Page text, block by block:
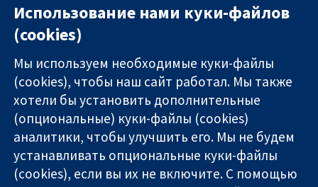
Надёжные
11-13 Cavendish
Square
London
Связаться с
нами
Новости
Использование нами куки-файлов
(cookies)
Мы используем необходимые куки-файлы
(cookies), чтобы наш сайт работал. Мы также
хотели бы установить дополнительные
(опциональные) куки-файлы (cookies)
аналитики, чтобы улучшить его. Мы не будем
устанавливать опциональные куки-файлы
(cookies), если вы их не включите. С помощью